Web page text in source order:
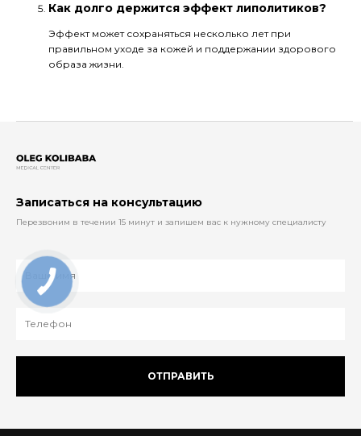
Как долго держится эффект липолитиков?
Эффект может сохраняться несколько лет при
правильном уходе за кожей и поддержании здорового
образа жизни.
Записаться на консультацию
Перезвоним в течении 15 минут и запишем вас к нужному специалисту
ОТПРАВИТЬ